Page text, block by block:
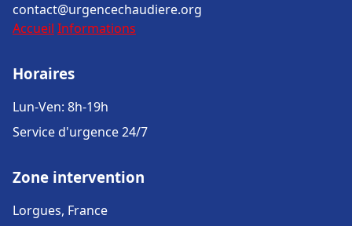
contact@urgencechaudiere.org
Accueil Informations
Horaires
Lun-Ven: 8h-19h
Service d'urgence 24/7
Zone intervention
Lorgues, France